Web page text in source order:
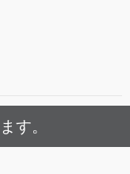
す。